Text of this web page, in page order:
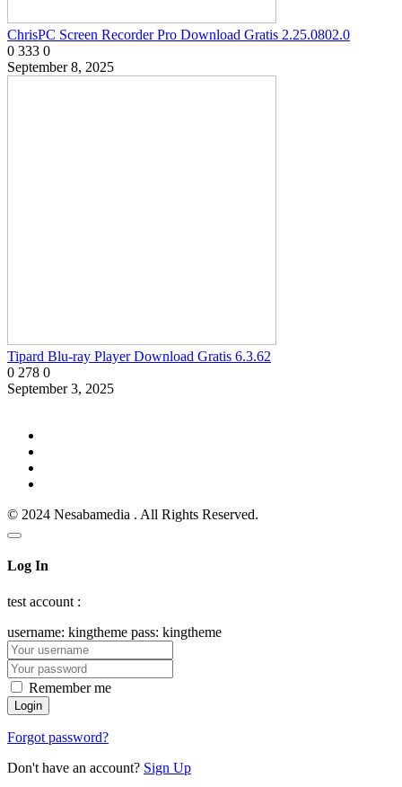
ChrisPC Screen Recorder Pro Download Gratis 2.25.0802.0
0 333 0
September 8, 2025
Tipard Blu-ray Player Download Gratis 6.3.62
0 278 0
September 3, 2025
© 2024 Nesabamedia . All Rights Reserved.
Log In
test account :
username: kingtheme pass: kingtheme
Remember me
Forgot password?
Don't have an account? Sign Up